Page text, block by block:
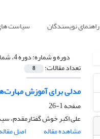
راهنمای نویسندگان سیاست
دوره و شماره:دوره 4، شماره 15 - شماره پیاپی 15، پاییز 1395، صفحه 1-163
تعداد مقالات: 8
مدلی برای آموزش
صفحه1-26
علی اکبر خوش گفتارمقدم،
مشاهده مقاله
اصل مقاله